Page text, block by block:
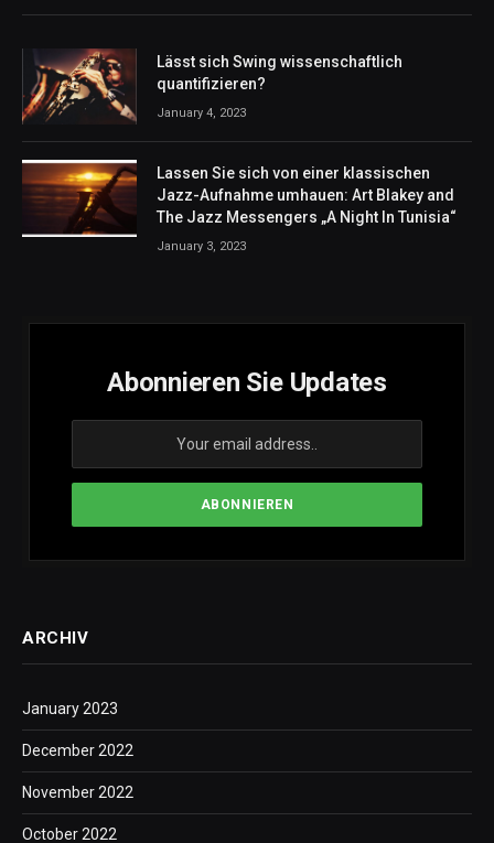
Lässt sich Swing wissenschaftlich
quantifizieren?
January 4, 2023
Lassen Sie sich von einer klassischen
Jazz-Aufnahme umhauen: Art Blakey and
The Jazz Messengers „A Night In Tunisia“
January 3, 2023
Abonnieren Sie Updates
ARCHIV
January 2023
December 2022
November 2022
October 2022